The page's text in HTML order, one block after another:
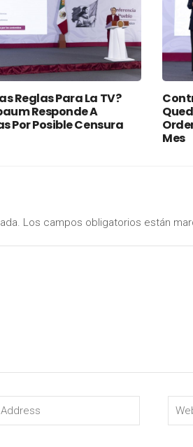
Reglas Para La TV?
Responde A
Por Posible Censura
Mes
Los campos obligatorios están